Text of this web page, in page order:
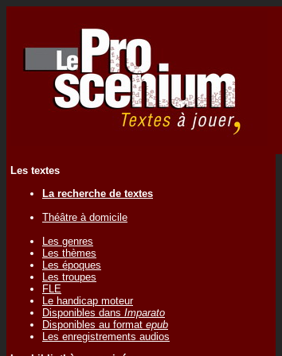
Les textes
La recherche de textes
Théâtre à domicile
Les genres
Les thèmes
Les époques
Les troupes
FLE
Le handicap moteur
Disponibles dans Imparato
Disponibles au format epub
Les enregistrements audios